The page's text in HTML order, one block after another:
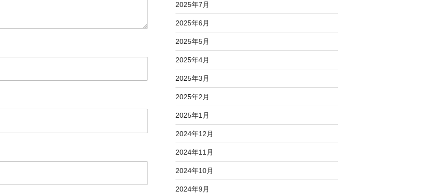
2025年7月
2025年6月
2025年5月
2025年4月
2025年3月
2025年2月
2025年1月
2024年12月
2024年11月
2024年10月
2024年9月